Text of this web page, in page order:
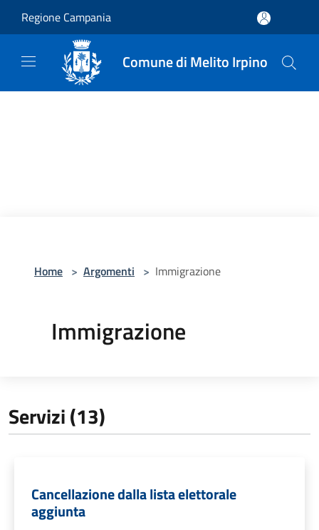
Regione Campania
Comune di Melito Irpino
Home > Argomenti > Immigrazione
Immigrazione
Servizi (13)
Cancellazione dalla lista elettorale
aggiunta